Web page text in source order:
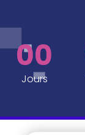
00
Jours